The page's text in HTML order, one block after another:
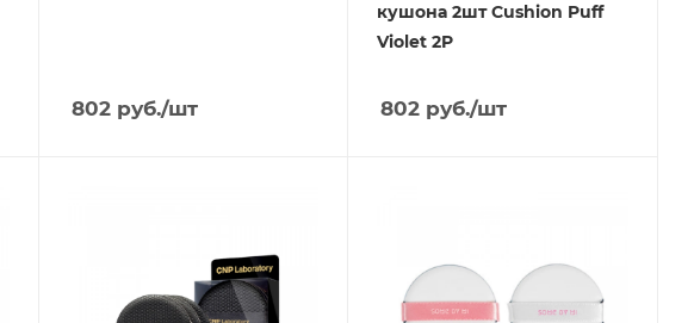
802руб./шт
кушона 2шт Cushion Puff
Violet 2P
802 руб./шт